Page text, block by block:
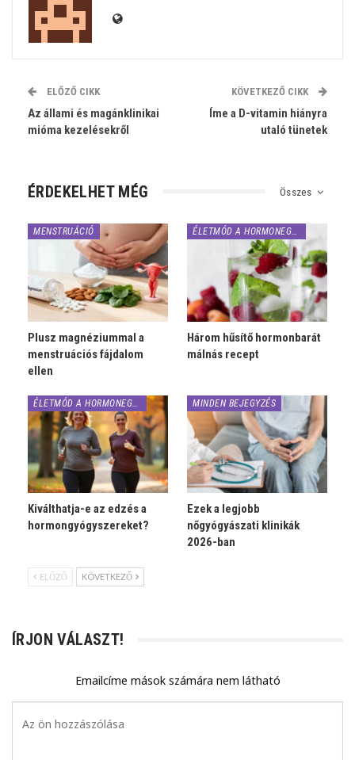
ELŐZŐ CIKK
Az állami és magánklinikai
mióma kezelésekről
KÖVETKEZŐ CIKK
Íme a D-vitamin hiányra
utaló tünetek
Összes
ÉRDEKELHET MÉG
MENSTRUÁCIÓ
Plusz magnéziummal a
menstruációs fájdalom
ellen
Három hűsítő hormonbarát
málnás recept
Kiválthatja-e az edzés a
hormongyógyszereket?
MINDEN BEJEGYZÉS
Ezek a legjobb
nőgyógyászati klinikák
2026-ban
ELŐZŐ KÖVETKEZŐ
ÍRJON VÁLASZT!
Emailcíme mások számára nem látható